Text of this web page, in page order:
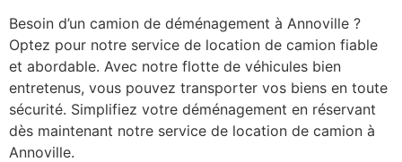
Besoin d’un camion de déménagement à Annoville ?
Optez pour notre service de location de camion fiable
et abordable. Avec notre flotte de véhicules bien
entretenus, vous pouvez transporter vos biens en toute
sécurité. Simplifiez votre déménagement en réservant
dès maintenant notre service de location de camion à
Annoville.